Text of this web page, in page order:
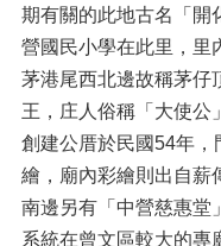
期有關的此地古名「開
營國民小學在此里，里
茅港尾西北邊故稱茅仔
王，庄人俗稱「大使公
創建公厝於民國54年
繪，廟內彩繪則出自薪
南邊另有「中營慈惠堂
系統在曾文區較大的專